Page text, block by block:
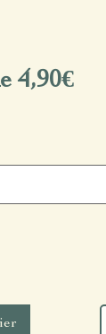
4,90€Prix